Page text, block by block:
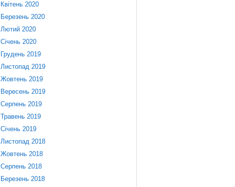
Квітень 2020
Березень 2020
Лютий 2020
Січень 2020
Грудень 2019
Листопад 2019
Жовтень 2019
Вересень 2019
Серпень 2019
Травень 2019
Січень 2019
Листопад 2018
Жовтень 2018
Серпень 2018
Березень 2018